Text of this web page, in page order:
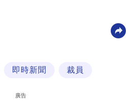
即時新聞 裁員
廣告